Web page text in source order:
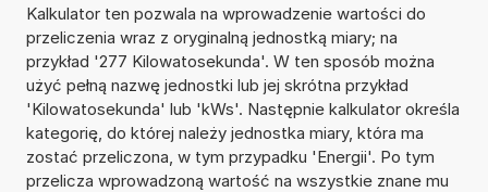
Kalkulator ten pozwala na wprowadzenie wartości do
przeliczenia wraz z oryginalną jednostką miary; na
przykład '277 Kilowatosekunda'. W ten sposób można
użyć pełną nazwę jednostki lub jej skrótna przykład
'Kilowatosekunda' lub 'kWs'. Następnie kalkulator określa
kategorię, do której należy jednostka miary, która ma
zostać przeliczona, w tym przypadku 'Energii'. Po tym
przelicza wprowadzoną wartość na wszystkie znane mu